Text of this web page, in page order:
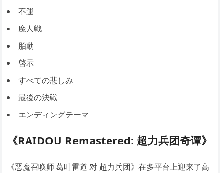
不運
魔人戦
胎動
啓示
すべての悲しみ
最後の決戦
エンディングテーマ
《RAIDOU Remastered: 超力兵团奇谭》
《恶魔召唤师 葛叶雷道 对 超力兵团》在多平台上迎来了高